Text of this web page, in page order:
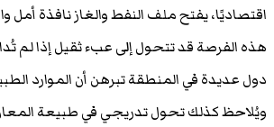
اقتصاديًا، يفتح ملف النفط والغاز نافذة
هذه الفرصة قد تتحول إلى عبء ثقيل إذا لم
دول عديدة في المنطقة تبرهن أن الموارد
ويُلاحظ كذلك تحول تدريجي في طبيعة